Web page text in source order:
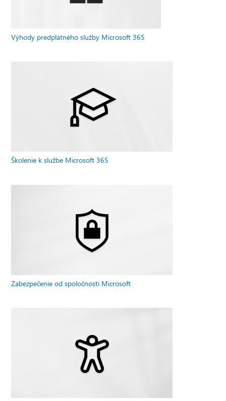
Výhody predplatného služby Microsoft 365
Školenie k službe Microsoft 365
Zabezpečenie od spoločnosti Microsoft